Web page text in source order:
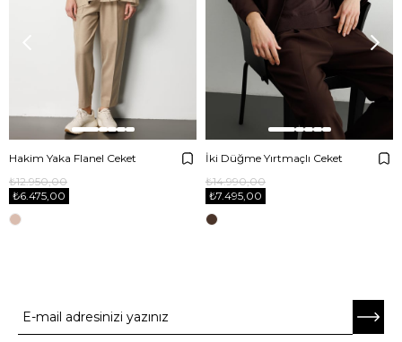
Hakim Yaka Flanel Ceket
₺6.475,00
₺12.950,00
İki Düğme Yırtmaçlı Ceket
₺7.495,00
₺14.990,00